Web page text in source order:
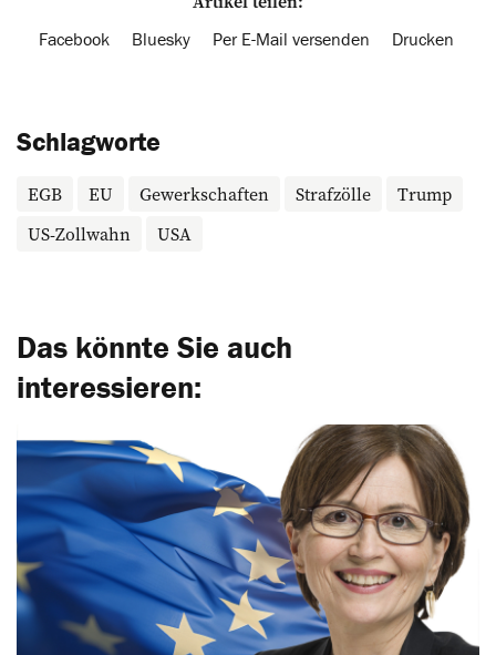
Facebook Bluesky Per E-Mail versenden Drucken
Schlagworte
EGB EU Gewerkschaften Strafzölle
Trump
US-Zollwahn
USA
Das könnte Sie auch
interessieren: